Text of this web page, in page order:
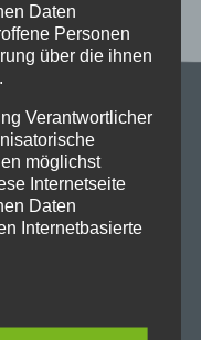
Dortmund
Daten
Personen
über die ihnen
Verantwortlicher
möglichst
Internetseite
Daten
Internetbasierte
ein absoluter
kann. Aus